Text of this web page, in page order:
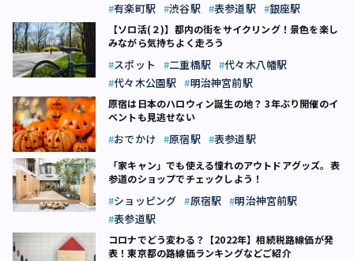
有楽町駅
渋谷駅 表参道駅 銀座駅
【ソロ活(２)】都内の街をサイクリング！景色を楽し
みながら気持ちよく走ろう
スポット 二重橋駅
代々木八幡駅
代々木公園駅
明治神宮前駅
原宿は日本のハロウィン誕生の地？ 3年ぶり開催のイ
ベントも見逃せない
おでかけ 原宿駅 表参道駅
「家キャン」でも使える憧れのアウトドアグッズ。表
参道のショップでチェックしよう！
ショッピング 原宿駅
明治神宮前駅
表参道駅
コロナでどう変わる？【2022年】相続税路線価が発
表！東京都の路線価ランキングなどご紹介